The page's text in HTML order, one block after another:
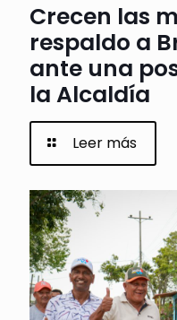
Crecen las
respaldo a
ante una
la Alcaldía
Leer más